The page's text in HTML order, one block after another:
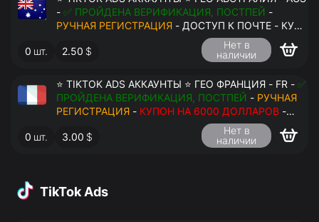
- ✅ ПРОЙДЕНА ВЕРИФИКАЦИЯ, ПОСТПЕЙ -
РУЧНАЯ РЕГИСТРАЦИЯ - ДОСТУП К ПОЧТЕ - КУКИ
- ВАТ ЗАПОЛНЕН - ПЕРЕДАЧА В АНТИДЕТЕКТ
0 шт. 2.50 $
Нет в
наличии
⭐ TIKTOK ADS АККАУНТЫ ⭐ ГЕО ФРАНЦИЯ - FR - ✅
ПРОЙДЕНА ВЕРИФИКАЦИЯ, ПОСТПЕЙ - РУЧНАЯ
РЕГИСТРАЦИЯ - КУПОН НА 6000 ДОЛЛАРОВ -
ДОСТУП К ПОЧТЕ - КУКИ - ВАТ ЗАПОЛНЕН -
ПЕРЕДАЧА В АНТИДЕТЕКТ
0 шт. 3.00 $
Нет в
наличии
TikTok Ads